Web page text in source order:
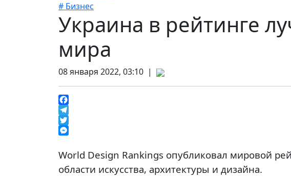
# Бизнес
Украина в рейтинге
мира
08 января 2022, 03:10 |
Facebook
Telegram
Twitter
World Design Rankings опубликовал мировой
области искусства, архитектуры и дизайна.